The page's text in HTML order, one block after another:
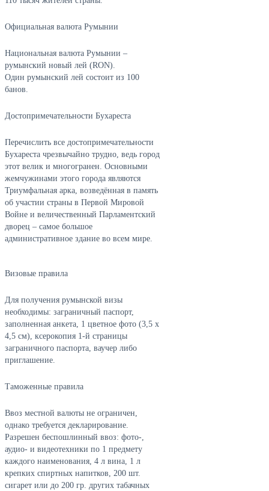
Официальная валюта Румынии
Национальная валюта Румынии –
румынский новый лей (RON).
Один румынский лей состоит из 100
банов.
Достопримечательности Бухареста
Перечислить все достопримечательности
Бухареста чрезвычайно трудно, ведь город
этот велик и многогранен. Основными
жемчужинами этого города являются
Триумфальная арка, возведённая в память
об участии страны в Первой Мировой
Войне и величественный Парламентский
дворец – самое большое
административное здание во всем мире.
Визовые правила
Для получения румынской визы
необходимы: заграничный паспорт,
заполненная анкета, 1 цветное фото (3,5 x
4,5 см), ксерокопия 1-й страницы
заграничного паспорта, ваучер либо
приглашение.
Таможенные правила
Ввоз местной валюты не ограничен,
однако требуется декларирование.
Разрешен беспошлинный ввоз: фото-,
аудио- и видеотехники по 1 предмету
каждого наименования, 4 л вина, 1 л
крепких спиртных напитков, 200 шт.
сигарет или до 200 гр. других табачных